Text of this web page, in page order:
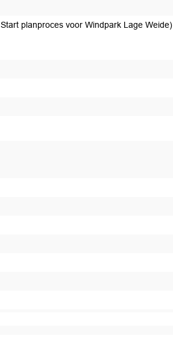
planproces voor Windpark Lage Weide)